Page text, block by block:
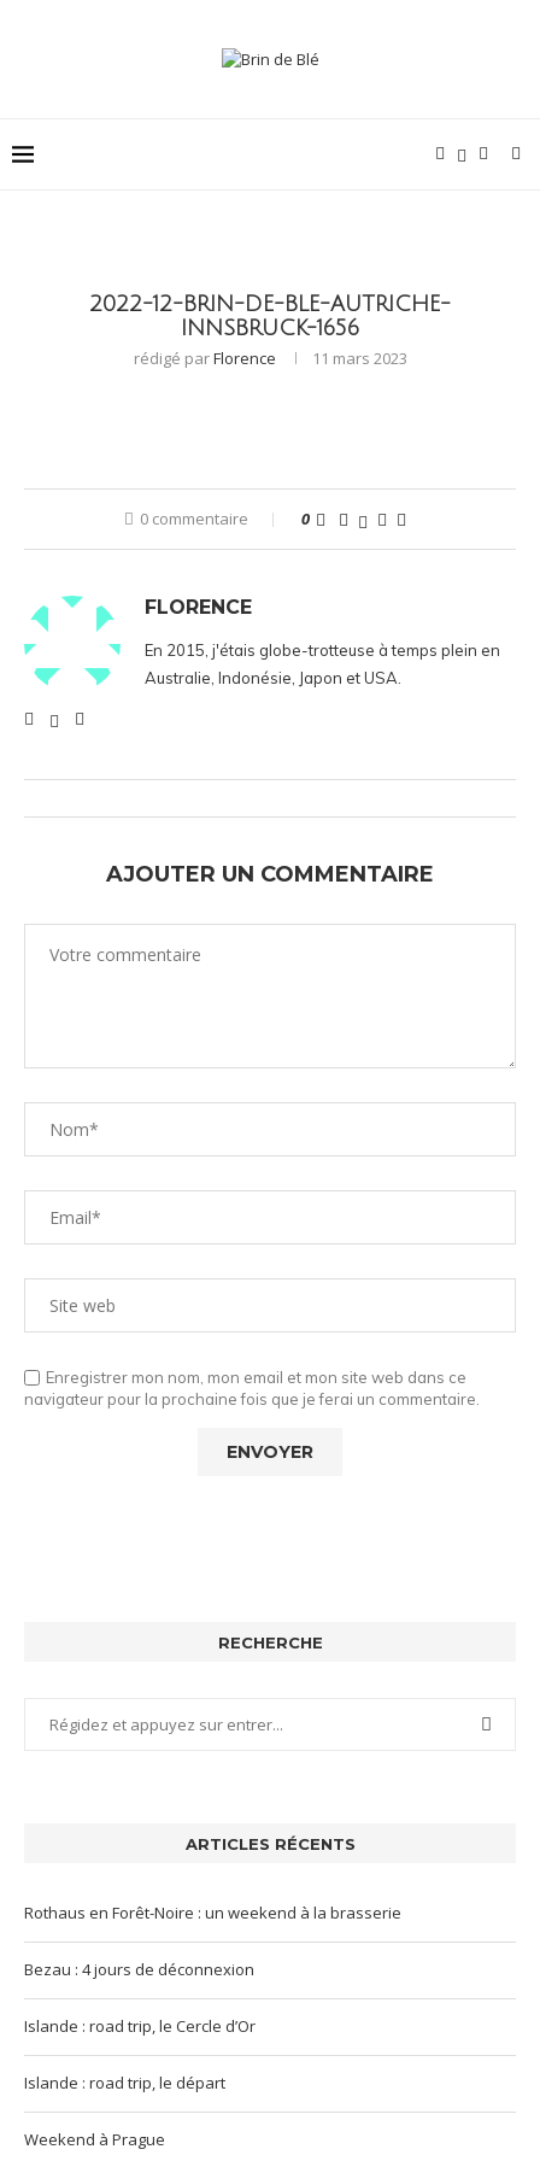
2022-12-BRIN-DE-BLE-AUTRICHE-
INNSBRUCK-1656
rédigé parFlorence 11 mars 2023
0 commentaire 0
FLORENCE
En 2015, j'étais globe-trotteuse à temps plein en
Australie, Indonésie, Japon et USA.
AJOUTER UN COMMENTAIRE
Enregistrer mon nom, mon email et mon site web dans ce
navigateur pour la prochaine fois que je ferai un commentaire.
RECHERCHE
ARTICLES RÉCENTS
Rothaus en Forêt-Noire : un weekend à la brasserie
Bezau : 4 jours de déconnexion
Islande : road trip, le Cercle d’Or
Islande : road trip, le départ
Weekend à Prague